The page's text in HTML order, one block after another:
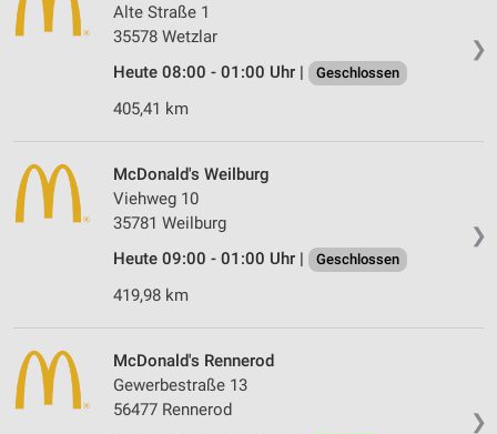
❯
Alte Straße 1
35578 Wetzlar
Heute 08:00 - 01:00 Uhr |
Geschlossen
405,41 km
❯
McDonald's Weilburg
Viehweg 10
35781 Weilburg
Heute 09:00 - 01:00 Uhr |
Geschlossen
419,98 km
❯
McDonald's Rennerod
Gewerbestraße 13
56477 Rennerod